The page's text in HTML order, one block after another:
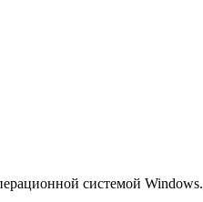
системой